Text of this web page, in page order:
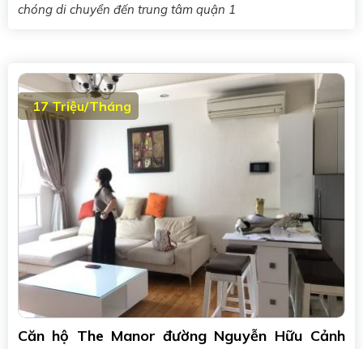
chóng di chuyển đến trung tâm quận 1
17 Triệu/Tháng
Căn hộ The Manor đường Nguyễn Hữu Cảnh